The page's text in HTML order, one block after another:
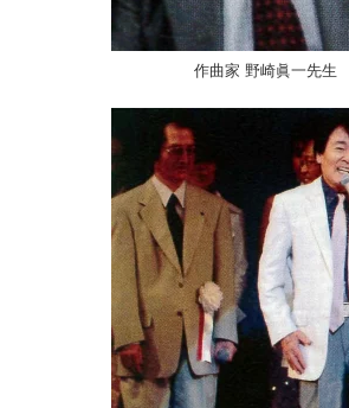
作曲家 野崎眞一先生